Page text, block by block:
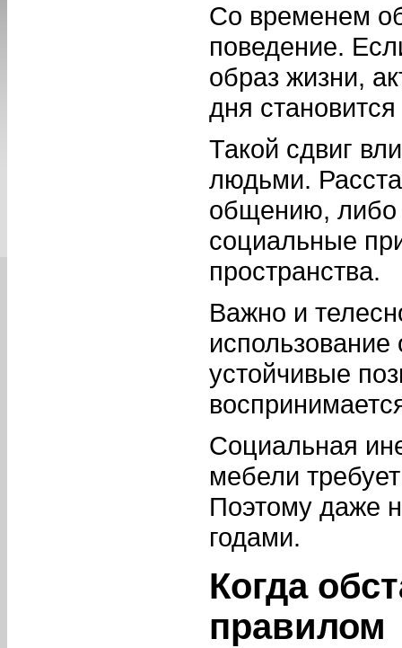
Со временем
поведение.
образ жизни,
дня
Такой сдвиг
людьми.
общению, либо
социальные
пространства.
Важно и
устойчивые
Социальная
мебели
Поэтому даже
годами.
Когда
правилом